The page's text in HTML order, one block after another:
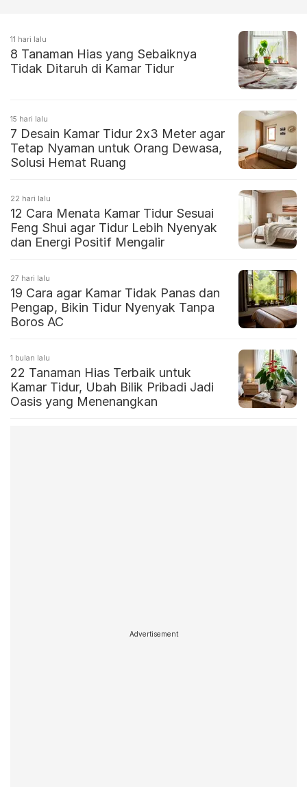
11 hari lalu
8 Tanaman Hias yang Sebaiknya
Tidak Ditaruh di Kamar Tidur
15 hari lalu
7 Desain Kamar Tidur 2x3 Meter agar
Tetap Nyaman untuk Orang Dewasa,
Solusi Hemat Ruang
22 hari lalu
12 Cara Menata Kamar Tidur Sesuai
Feng Shui agar Tidur Lebih Nyenyak
dan Energi Positif Mengalir
27 hari lalu
19 Cara agar Kamar Tidak Panas dan
Pengap, Bikin Tidur Nyenyak Tanpa
Boros AC
1 bulan lalu
22 Tanaman Hias Terbaik untuk
Kamar Tidur, Ubah Bilik Pribadi Jadi
Oasis yang Menenangkan
Advertisement